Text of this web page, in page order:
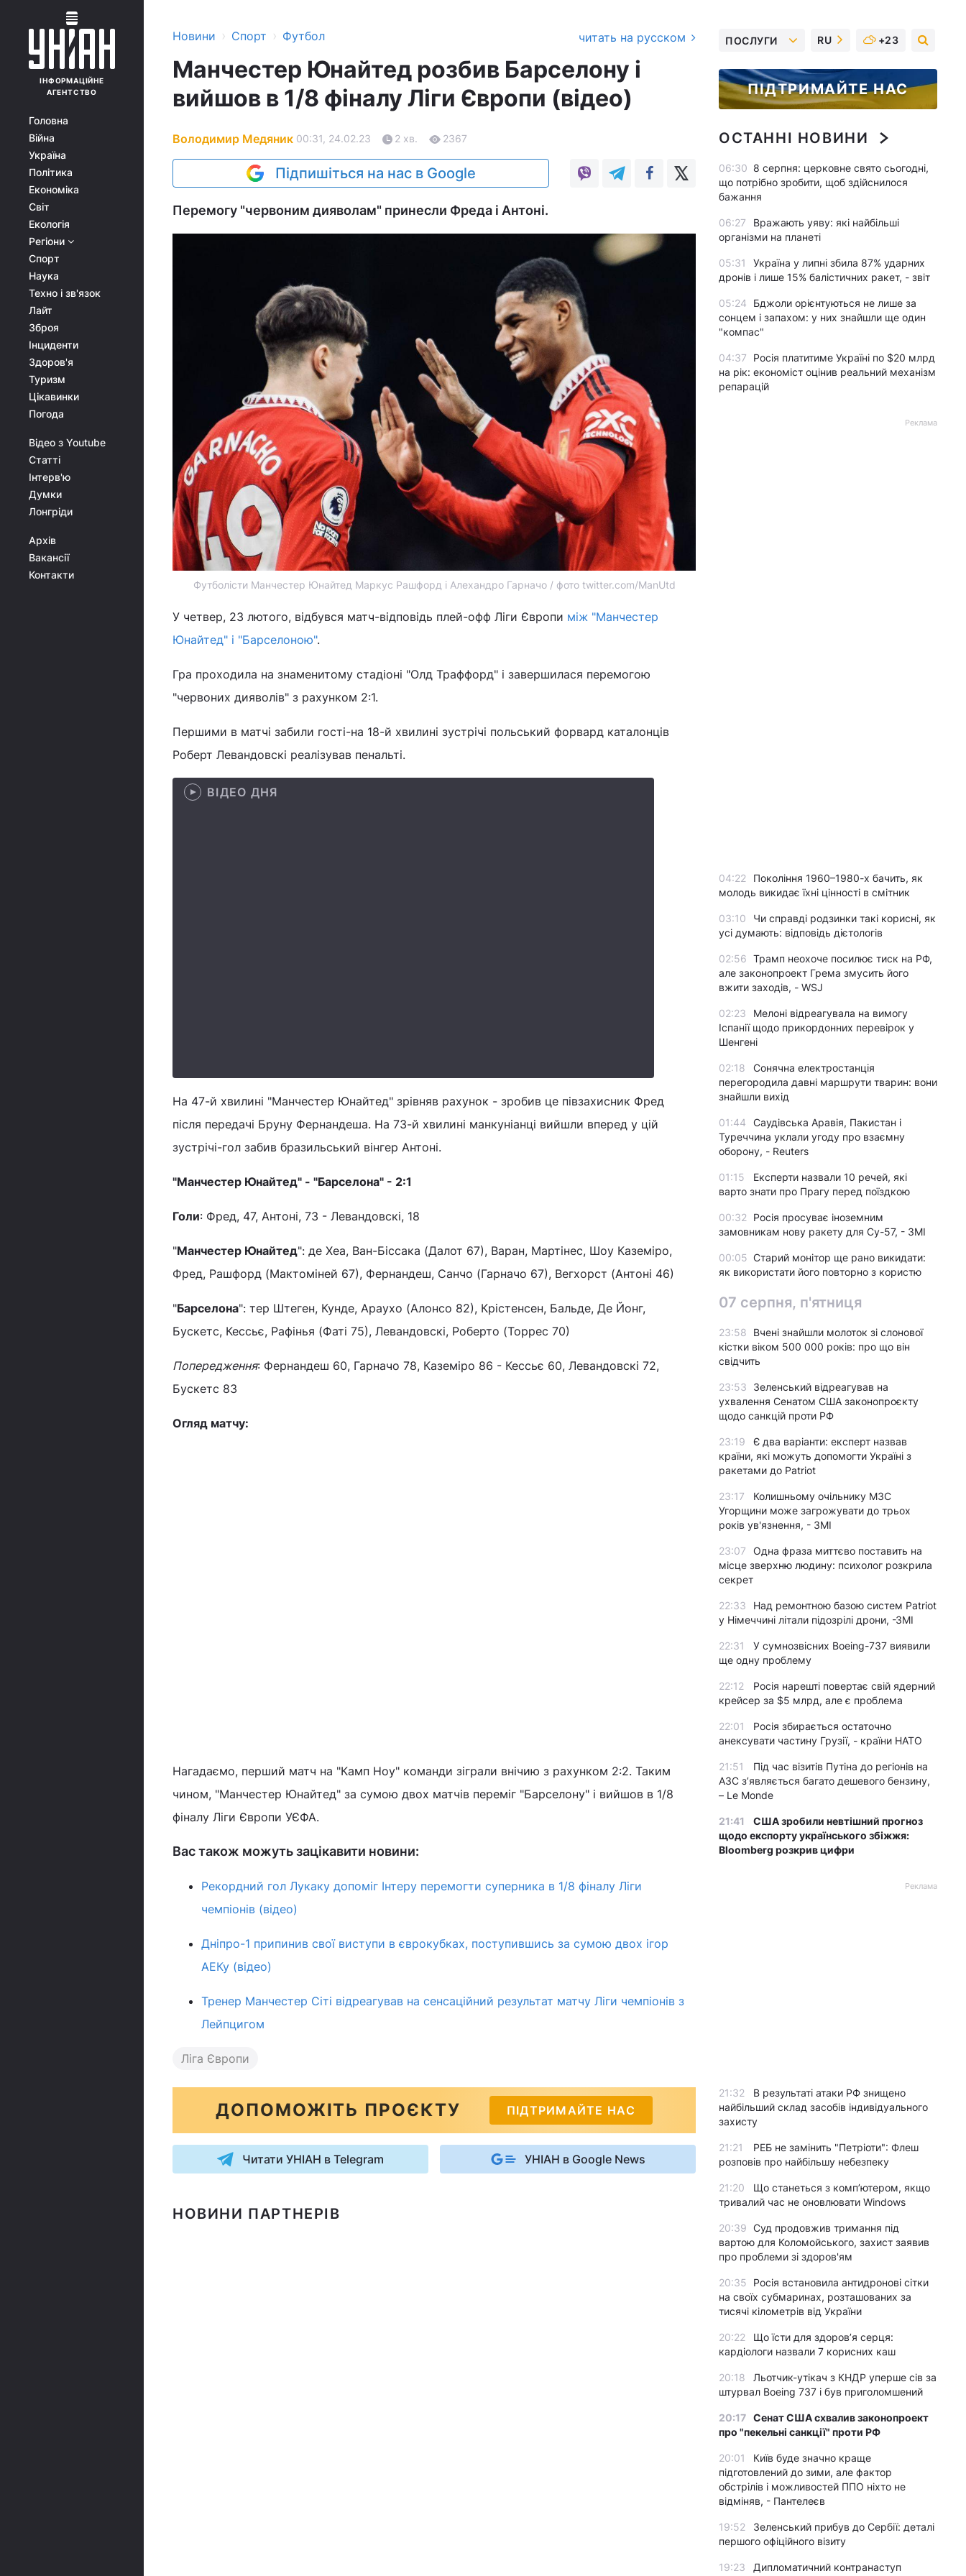
ІНФОРМАЦІЙНЕ
АГЕНТСТВО
Головна
Війна
Україна
Політика
Економіка
Світ
Екологія
Регіони
Спорт
Наука
Техно і зв'язок
Лайт
Зброя
Інциденти
Здоров'я
Туризм
Цікавинки
Погода
Відео з Youtube
Статті
Інтерв'ю
Думки
Лонгріди
Архів
Вакансії
Контакти
Новини › Спорт › Футбол читать на русском
Манчестер Юнайтед розбив Барселону і
вийшов в 1/8 фіналу Ліги Європи (відео)
Володимир Медяник 00:31, 24.02.23 2 хв. 2367
Підпишіться на нас в Google
Перемогу "червоним дияволам" принесли Фреда і Антоні.
Футболісти Манчестер Юнайтед Маркус Рашфорд і Алехандро Гарначо / фото twitter.com/ManUtd
У четвер, 23 лютого, відбувся матч-відповідь плей-офф Ліги Європи між "Манчестер
Юнайтед" і "Барселоною".
Гра проходила на знаменитому стадіоні "Олд Траффорд" і завершилася перемогою
"червоних дияволів" з рахунком 2:1.
Першими в матчі забили гості-на 18-й хвилині зустрічі польський форвард каталонців
Роберт Левандовскі реалізував пенальті.
ВІДЕО ДНЯ
На 47-й хвилині "Манчестер Юнайтед" зрівняв рахунок - зробив це півзахисник Фред
після передачі Бруну Фернандеша. На 73-й хвилині манкуніанці вийшли вперед у цій
зустрічі-гол забив бразильський вінгер Антоні.
"Манчестер Юнайтед" - "Барселона" - 2:1
Голи: Фред, 47, Антоні, 73 - Левандовскі, 18
Манчестер Юнайтед ": де Хеа, Ван-Біссака (Далот 67), Варан, Мартінес, Шоу Каземіро,
Фред, Рашфорд (Мактоміней 67), Фернандеш, Санчо (Гарначо 67), Вегхорст (Антоні 46)
Барселона ": тер Штеген, Кунде, Араухо (Алонсо 82), Крістенсен, Бальде, Де Йонг,
Бускетс, Кессьє, Рафінья (Фаті 75), Левандовскі, Роберто (Торрес 70)
Попередження: Фернандеш 60, Гарначо 78, Каземіро 86 - Кессьє 60, Левандовскі 72,
Бускетс 83
Огляд матчу:
Нагадаємо, перший матч на "Камп Ноу" команди зіграли внічию з рахунком 2:2. Таким
чином, "Манчестер Юнайтед" за сумою двох матчів переміг "Барселону" і вийшов в 1/8
фіналу Ліги Європи УЄФА.
Вас також можуть зацікавити новини:
Рекордний гол Лукаку допоміг Інтеру перемогти суперника в 1/8 фіналу Ліги
чемпіонів (відео)
Дніпро-1 припинив свої виступи в єврокубках, поступившись за сумою двох ігор
АЕКу (відео)
Тренер Манчестер Сіті відреагував на сенсаційний результат матчу Ліги чемпіонів з
Лейпцигом
Ліга Європи
ДОПОМОЖІТЬ ПРОЄКТУ ПІДТРИМАЙТЕ НАС
Читати УНІАН в Telegram УНІАН в Google News
НОВИНИ ПАРТНЕРІВ
ПОСЛУГИ RU +23
ПІДТРИМАЙТЕ НАС
ОСТАННІ НОВИНИ
06:30 8 серпня: церковне свято сьогодні,
що потрібно зробити, щоб здійснилося
бажання
06:27
Вражають уяву: які найбільші
організми на планеті
05:31
Україна у липні збила 87% ударних
дронів і лише 15% балістичних ракет, - звіт
05:24
Бджоли орієнтуються не лише за
сонцем і запахом: у них знайшли ще один
"компас"
04:37
Росія платитиме Україні по $20 млрд
на рік: економіст оцінив реальний механізм
репарацій
Реклама
04:22
Покоління 1960–1980-х бачить, як
молодь викидає їхні цінності в смітник
03:10
Чи справді родзинки такі корисні, як
усі думають: відповідь дієтологів
02:56 Трамп неохоче посилює тиск на РФ,
але законопроект Грема змусить його
вжити заходів, - WSJ
02:23
Мелоні відреагувала на вимогу
Іспанії щодо прикордонних перевірок у
Шенгені
02:18
Сонячна електростанція
перегородила давні маршрути тварин: вони
знайшли вихід
01:44
Саудівська Аравія, Пакистан і
Туреччина уклали угоду про взаємну
оборону, - Reuters
01:15
Експерти назвали 10 речей, які
варто знати про Прагу перед поїздкою
00:32
Росія просуває іноземним
замовникам нову ракету для Су-57, - ЗМІ
00:05 Старий монітор ще рано викидати:
як використати його повторно з користю
07 серпня, п'ятниця
23:58
Вчені знайшли молоток зі слонової
кістки віком 500 000 років: про що він
свідчить
23:53
Зеленський відреагував на
ухвалення Сенатом США законопроєкту
щодо санкцій проти РФ
23:19
Є два варіанти: експерт назвав
країни, які можуть допомогти Україні з
ракетами до Patriot
23:17
Колишньому очільнику МЗС
Угорщини може загрожувати до трьох
років ув'язнення, - ЗМІ
23:07
Одна фраза миттєво поставить на
місце зверхню людину: психолог розкрила
секрет
22:33
Над ремонтною базою систем Patriot
у Німеччині літали підозрілі дрони, -ЗМІ
22:31
У сумнозвісних Boeing-737 виявили
ще одну проблему
22:12
Росія нарешті повертає свій ядерний
крейсер за $5 млрд, але є проблема
22:01
Росія збирається остаточно
анексувати частину Грузії, - країни НАТО
21:51
Під час візитів Путіна до регіонів на
АЗС з’являється багато дешевого бензину,
– Le Monde
21:41
США зробили невтішний прогноз
щодо експорту українського збіжжя:
Bloomberg розкрив цифри
Реклама
21:32
В результаті атаки РФ знищено
найбільший склад засобів індивідуального
захисту
21:21
РЕБ не замінить "Петріоти": Флеш
розповів про найбільшу небезпеку
21:20
Що станеться з комп’ютером, якщо
тривалий час не оновлювати Windows
20:39 Суд продовжив тримання під
вартою для Коломойського, захист заявив
про проблеми зі здоров'ям
20:35
Росія встановила антидронові сітки
на своїх субмаринах, розташованих за
тисячі кілометрів від України
20:22
Що їсти для здоров’я серця:
кардіологи назвали 7 корисних каш
20:18
Льотчик-утікач з КНДР уперше сів за
штурвал Boeing 737 і був приголомшений
20:17 Сенат США схвалив законопроект
про "пекельні санкції" проти РФ
20:01
Київ буде значно краще
підготовлений до зими, але фактор
обстрілів і можливостей ППО ніхто не
відміняв, - Пантелеєв
19:52
Зеленський прибув до Сербії: деталі
першого офіційного візиту
19:23
Дипломатичний контранаступ